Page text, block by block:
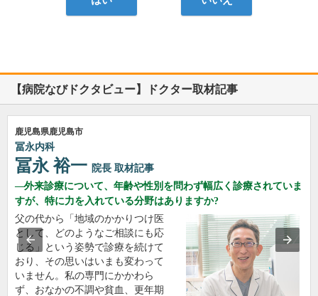
【病院なびドクタビュー】ドクター取材記事
鹿児島県鹿児島市
冨永内科
冨永 裕一 院長 取材記事
外来診療について、年齢や性別を問わず幅広く診療されていま
すが、特に力を入れている分野はありますか?
父の代から「地域のかかりつけ医
として、どのようなご相談にも応
じる」という姿勢で診療を続けて
おり、その思いはいまも変わって
いません。私の専門にかかわら
ず、おなかの不調や貧血、更年期